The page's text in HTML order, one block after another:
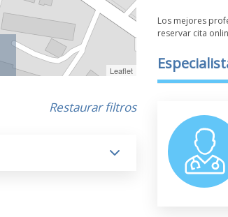
Leaflet
Restaurar filtros
Los mejores
reservar cita